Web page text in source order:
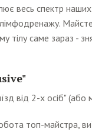
весь спектр
тілу саме зараз -
від 2-х осіб" (або
топ-майстра,